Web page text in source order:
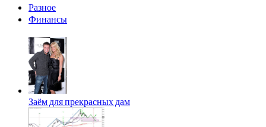
Разное
Финансы
Заём для прекрасных дам